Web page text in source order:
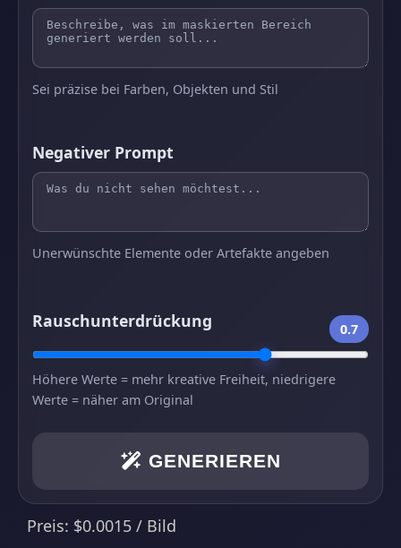
Sei präzise bei Farben, Objekten und Stil
Negativer Prompt
Unerwünschte Elemente oder Artefakte angeben
Rauschunterdrückung 0.7
Höhere Werte = mehr kreative Freiheit, niedrigere
Werte = näher am Original
GENERIEREN
Preis: $0.0015 / Bild